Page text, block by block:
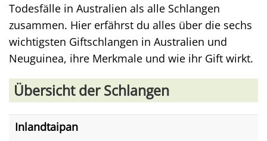
Todesfälle in Australien als alle Schlangen
zusammen. Hier erfährst du alles über die sechs
wichtigsten Giftschlangen in Australien und
Neuguinea, ihre Merkmale und wie ihr Gift wirkt.
Übersicht der Schlangen
Inlandtaipan